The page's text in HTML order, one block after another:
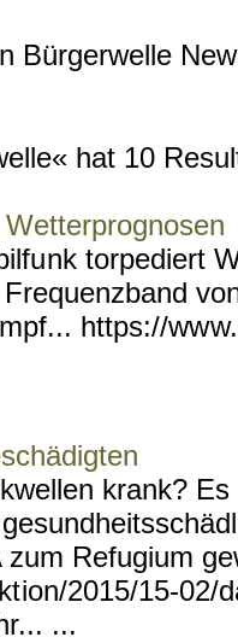
Bürgerwelle
hat 10
nk torpediert
https://ww
krank?
Refugium
ion/2015/15-02/
...